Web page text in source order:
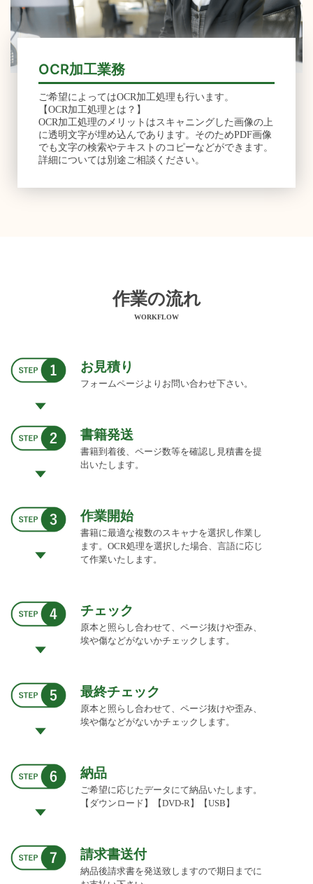
OCR加工業務
ご希望によってはOCR加⼯処理も⾏います。
【OCR加⼯処理とは？】
OCR加⼯処理のメリットはスキャニングした画像の上
に透明⽂字が埋め込んであります。そのためPDF画像
でも⽂字の検索やテキストのコピーなどができます。
詳細については別途ご相談ください。
作業の流れ
WORKFLOW
お見積り
フォームページよりお問い合わせ下さい。
書籍発送
書籍到着後、ページ数等を確認し見積書を提
出いたします。
作業開始
書籍に最適な複数のスキャナを選択し作業し
ます。OCR処理を選択した場合、言語に応じ
て作業いたします。
チェック
原本と照らし合わせて、ページ抜けや歪み、
埃や傷などがないかチェックします。
最終チェック
原本と照らし合わせて、ページ抜けや歪み、
埃や傷などがないかチェックします。
納品
ご希望に応じたデータにて納品いたします。
【ダウンロード】【DVD-R】【USB】
請求書送付
納品後請求書を発送致しますので期日までに